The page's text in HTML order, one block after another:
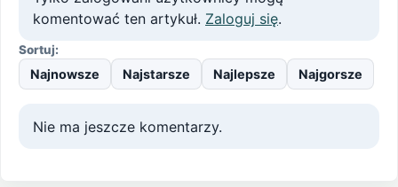
komentować ten artykuł. Zaloguj się.
Sortuj:
Najnowsze Najstarsze Najlepsze Najgorsze
Nie ma jeszcze komentarzy.